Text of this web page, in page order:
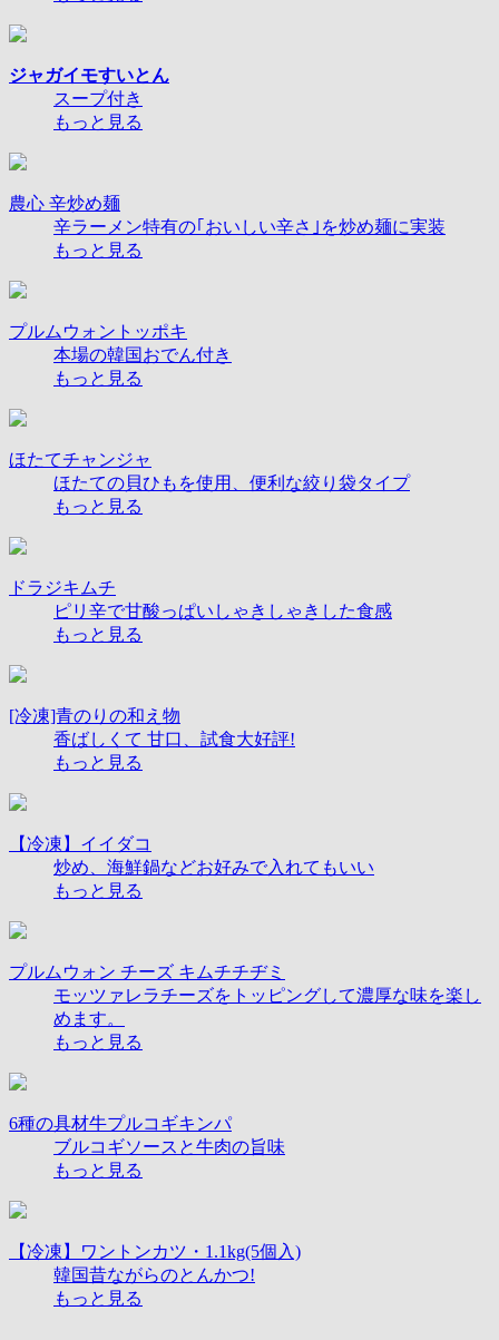
ジャガイモすいとん
スープ付き
もっと見る
農心 辛炒め麺
辛ラーメン特有の｢おいしい辛さ｣を炒め麺に実装
もっと見る
プルムウォントッポキ
本場の韓国おでん付き
もっと見る
ほたてチャンジャ
ほたての貝ひもを使用、便利な絞り袋タイプ
もっと見る
ドラジキムチ
ピリ辛で甘酸っぱいしゃきしゃきした食感
もっと見る
[冷凍]青のりの和え物
香ばしくて 甘口​、試食大好評!
もっと見る
【冷凍】イイダコ
炒め、海鮮鍋などお好みで入れてもいい
もっと見る
プルムウォン チーズ キムチチヂミ
モッツァレラチーズをトッピングして濃厚な味を楽し
めます。
もっと見る
6種の具材牛プルコギキンパ
ブルコギソースと牛肉の旨味
もっと見る
【冷凍】ワントンカツ・1.1kg(5個入)
韓国昔ながらのとんかつ!
もっと見る